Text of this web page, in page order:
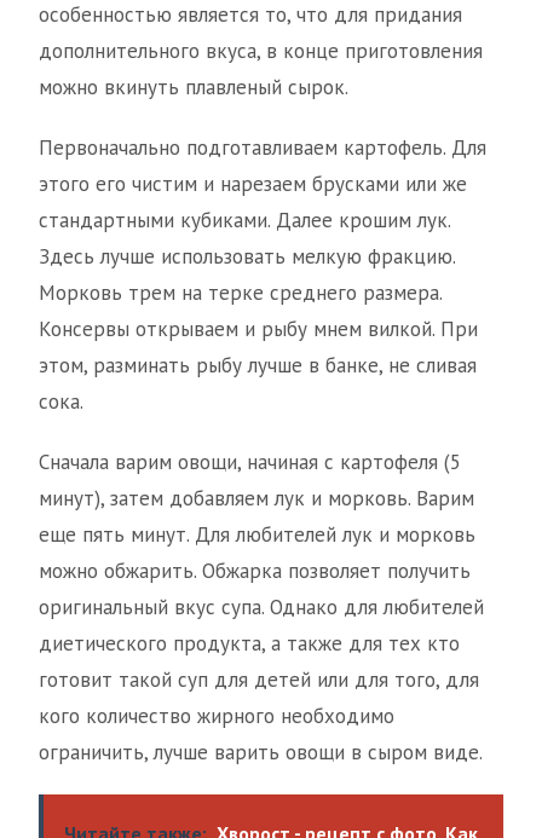
особенностью является то, что для придания
дополнительного вкуса, в конце приготовления
можно вкинуть плавленый сырок.
Первоначально подготавливаем картофель. Для
этого его чистим и нарезаем брусками или же
стандартными кубиками. Далее крошим лук.
Здесь лучше использовать мелкую фракцию.
Морковь трем на терке среднего размера.
Консервы открываем и рыбу мнем вилкой. При
этом, разминать рыбу лучше в банке, не сливая
сока.
Сначала варим овощи, начиная с картофеля (5
минут), затем добавляем лук и морковь. Варим
еще пять минут. Для любителей лук и морковь
можно обжарить. Обжарка позволяет получить
оригинальный вкус супа. Однако для любителей
диетического продукта, а также для тех кто
готовит такой суп для детей или для того, для
кого количество жирного необходимо
ограничить, лучше варить овощи в сыром виде.
Читайте также: Хворост - рецепт с фото. Как